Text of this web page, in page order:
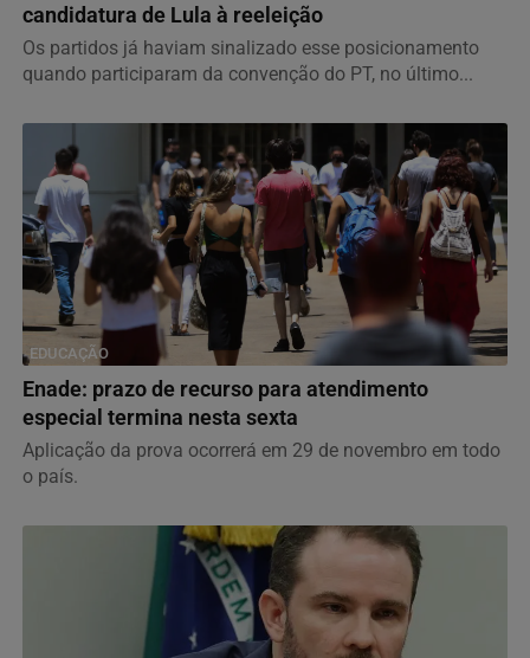
candidatura de Lula à reeleição
Os partidos já haviam sinalizado esse posicionamento
quando participaram da convenção do PT, no último...
EDUCAÇÃO
Enade: prazo de recurso para atendimento
especial termina nesta sexta
Aplicação da prova ocorrerá em 29 de novembro em todo
o país.